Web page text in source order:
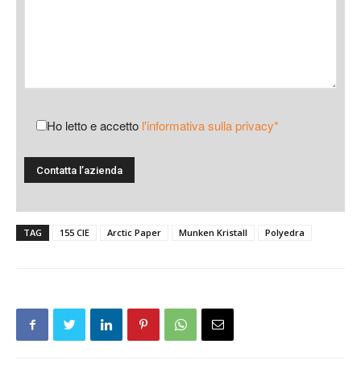
Ho letto e accetto l'informativa sulla privacy*
TAG 155 CIE Arctic Paper Munken Kristall Polyedra